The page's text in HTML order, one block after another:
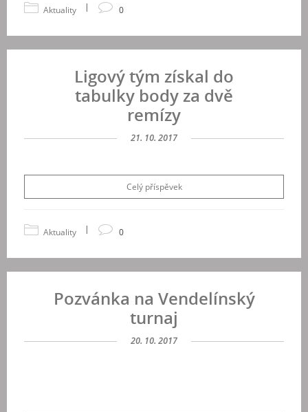
Aktuality | 0
Ligový tým získal do
tabulky body za dvě
remízy
21. 10. 2017
Celý příspěvek
Aktuality | 0
Pozvánka na Vendelínský
turnaj
20. 10. 2017